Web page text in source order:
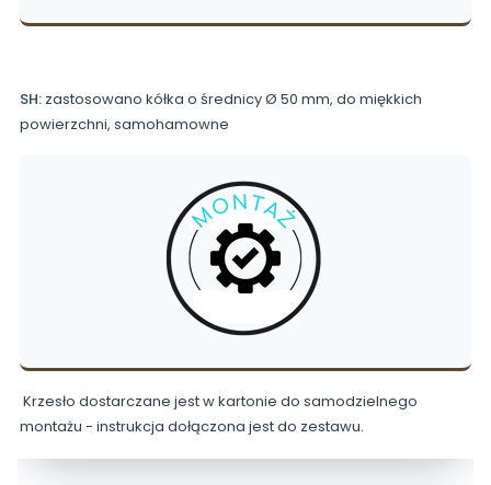
SH: zastosowano kółka o średnicy Ø 50 mm, do miękkich
powierzchni, samohamowne
Krzesło dostarczane jest w kartonie do samodzielnego
montażu - instrukcja dołączona jest do zestawu.